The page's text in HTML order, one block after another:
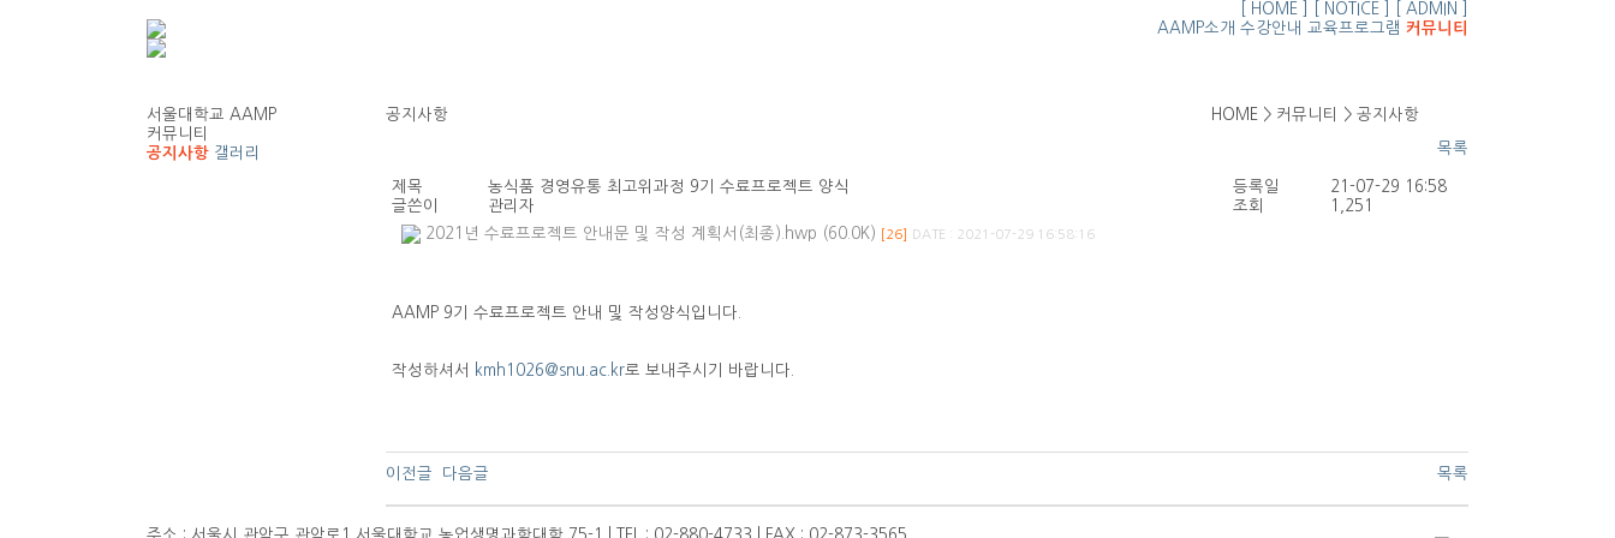
[ HOME ] [ NOTICE ]
[ ADMIN ]
AAMP소개 수강안내 교육프로그램 커뮤니티
서울대학교 AAMP
커뮤니티
공지사항 갤러리
공지사항 HOME > 커뮤니티 > 공지사항
목록
제목 농식품 경영유통 최고위과정 9기 수료프로젝트 양식 등록일
21-07-29 16:58
글쓴이
관리자 조회
1,251
2021년 수료프로젝트 안내문 및 작성 계획서(최종).hwp (60.0K)
[26] DATE : 2021-07-29 16:58:16
AAMP 9기 수료프로젝트 안내 및 작성양식입니다.
작성하셔서 kmh1026@snu.ac.kr로 보내주시기 바랍니다.
이전글 다음글 목록